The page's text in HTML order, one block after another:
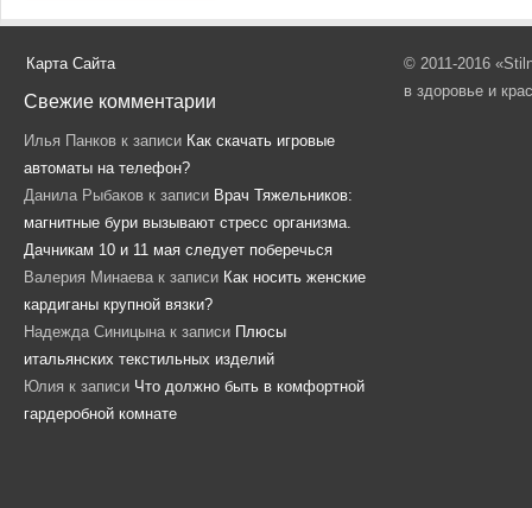
Карта Сайта
Свежие комментарии
Илья Панков к записи Как скачать игровые
автоматы на телефон?
Данила Рыбаков к записи Врач Тяжельников:
магнитные бури вызывают стресс организма.
Дачникам 10 и 11 мая следует поберечься
Валерия Минаева к записи Как носить женские
кардиганы крупной вязки?
Надежда Синицына к записи Плюсы
итальянских текстильных изделий
Юлия к записи Что должно быть в комфортной
гардеробной комнате
© 2011-2016
в здоровье и